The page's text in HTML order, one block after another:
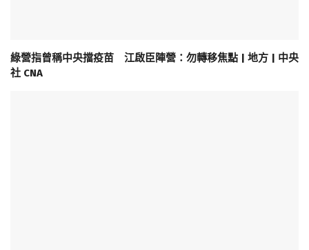
綠營指曾稱中央擋疫苗 江啟臣陣營：勿轉移焦點 | 地方 | 中央
社 CNA